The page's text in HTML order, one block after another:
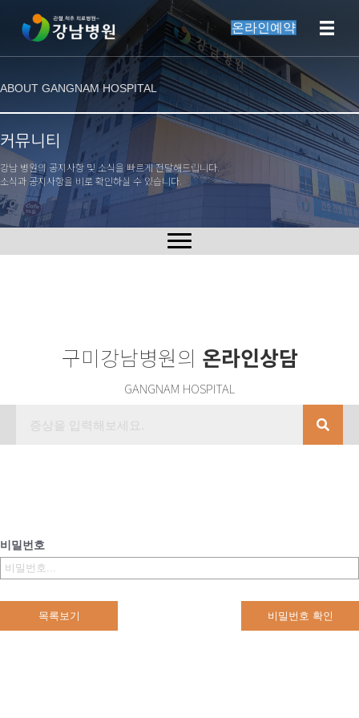
온라인예약
ABOUT GANGNAM HOSPITAL
커뮤니티
강남 병원의 공지사항 및 소식을 빠르게 전달해드립니다.
소식과 공지사항을 비로 확인하실 수 있습니다.
구미강남병원의 온라인상담
GANGNAM HOSPITAL
비밀번호
목록보기 비밀번호 확인